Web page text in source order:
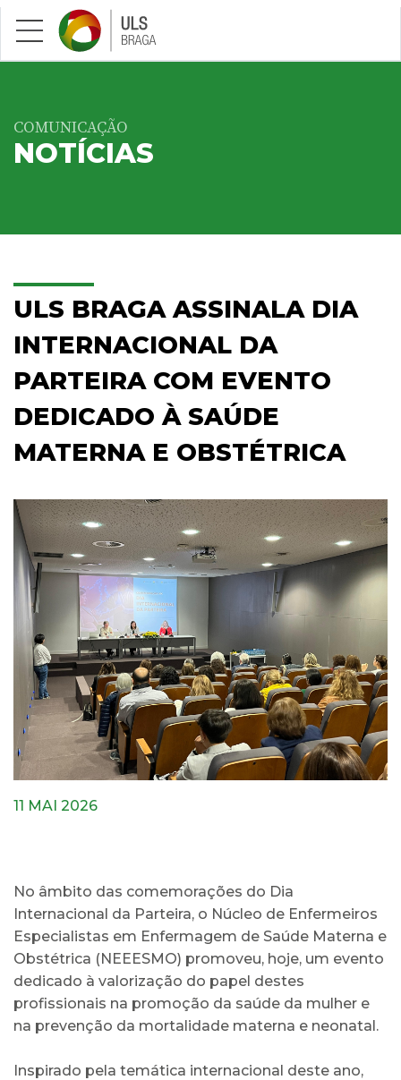
Saltar para conteúdo principal
COMUNICAÇÃO
NOTÍCIAS
ULS BRAGA ASSINALA DIA
INTERNACIONAL DA
PARTEIRA COM EVENTO
DEDICADO À SAÚDE
MATERNA E OBSTÉTRICA
11 MAI 2026
No âmbito das comemorações do Dia
Internacional da Parteira, o Núcleo de Enfermeiros
Especialistas em Enfermagem de Saúde Materna e
Obstétrica (NEEESMO) promoveu, hoje, um evento
dedicado à valorização do papel destes
profissionais na promoção da saúde da mulher e
na prevenção da mortalidade materna e neonatal.
Inspirado pela temática internacional deste ano,